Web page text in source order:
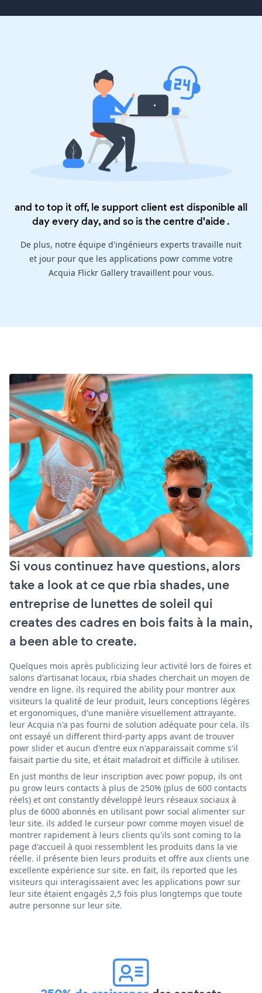
and to top it off, le support client est disponible all
day every day, and so is thecentre d'aide.
De plus, notre équipe d'ingénieurs experts travaille nuit
et jour pour que les applications powr comme votre
Acquia Flickr Gallery travaillent pour vous.
Si vous continuez have questions, alors
take a look at ce que rbia shades, une
entreprise de lunettes de soleil qui
creates des cadres en bois faits à la main,
a been able to create.
Quelques mois après publicizing leur activité lors de foires et
salons d'artisanat locaux, rbia shades cherchait un moyen de
vendre en ligne. ils required the ability pour montrer aux
visiteurs la qualité de leur produit, leurs conceptions légères
et ergonomiques, d'une manière visuellement attrayante.
leur Acquia n'a pas fourni de solution adéquate pour cela. ils
ont essayé un different third-party apps avant de trouver
powr slider et aucun d'entre eux n'apparaissait comme s'il
faisait partie du site, et était maladroit et difficile à utiliser.
En just months de leur inscription avec powr popup, ils ont
pu grow leurs contacts à plus de 250% (plus de 600 contacts
réels) et ont constantly développé leurs réseaux sociaux à
plus de 6000 abonnés en utilisant powr social alimenter sur
leur site. ils added le curseur powr comme moyen visuel de
montrer rapidement à leurs clients qu'ils sont coming to la
page d'accueil à quoi ressemblent les produits dans la vie
réelle. il présente bien leurs produits et offre aux clients une
excellente expérience sur site. en fait, ils reported que les
visiteurs qui interagissaient avec les applications powr sur
leur site étaient engagés 2,5 fois plus longtemps que toute
autre personne sur leur site.